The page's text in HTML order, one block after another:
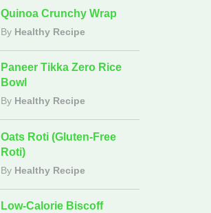
Quinoa Crunchy Wrap
By Healthy Recipe
Paneer Tikka Zero Rice
Bowl
By Healthy Recipe
Oats Roti (Gluten-Free
Roti)
By Healthy Recipe
Low-Calorie Biscoff